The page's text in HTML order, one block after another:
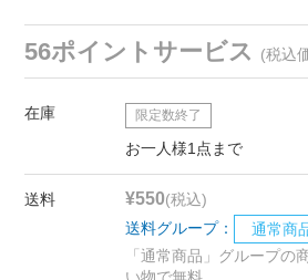
56ポイントサービス (税込
在庫 限定数終了
お一人様1点まで
送料 ¥550(税込)
送料グループ：
通常商
「通常商品」グループの
い物で無料